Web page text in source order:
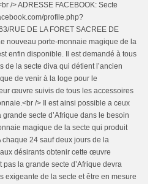
/> ADRESSE FACEBOOK: Secte
profile.php?
RUE DE LA FORET SACREE DE
nouveau porte-monnaie magique de la
enfin disponible. Il est demandé à tous
de la secte diva qui détient l’ancien
de venir à la loge pour le
œuvre suivis de tous les accessoires
/> Il est ainsi possible a ceux
secte d’Afrique dans le besoin
magique de la secte qui produit
chaque 24 sauf deux jours de la
désirants obtenir cette œuvre
la grande secte d’Afrique devra
exigeante de la secte et être en mesure